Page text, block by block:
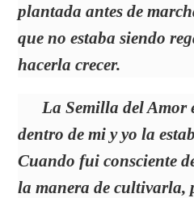
plantada antes de
que no estaba siendo
hacerla crecer.
La Semilla del Amor
dentro de mi y yo la
Cuando fui consciente
la manera de cultivarla,